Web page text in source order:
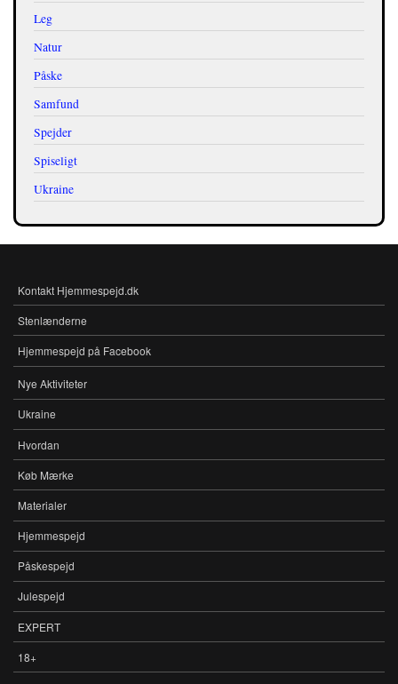
Leg
Natur
Påske
Samfund
Spejder
Spiseligt
Ukraine
FOOTER-
MENU
Kontakt Hjemmespejd.dk
Stenlænderne
Hjemmespejd på Facebook
MENU
Nye Aktiviteter
Ukraine
Hvordan
Køb Mærke
Materialer
Hjemmespejd
Påskespejd
Julespejd
EXPERT
18+